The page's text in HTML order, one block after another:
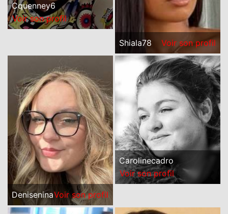
Cquenney6
Voir son profil
Shiala78 Voir son profil
DeniseninaVoir son profil
Carolinecadro
Voir son profil